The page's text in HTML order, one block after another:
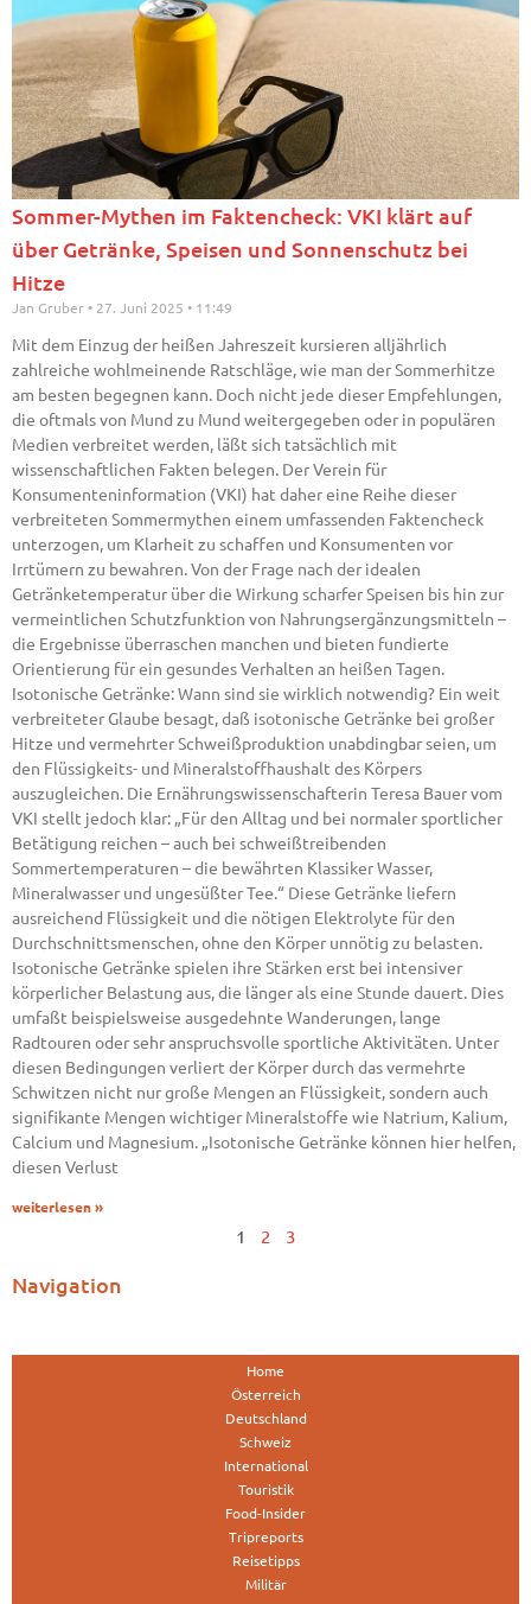
Sommer-Mythen im Faktencheck: VKI klärt auf
über Getränke, Speisen und Sonnenschutz bei
Hitze
Jan Gruber 27. Juni 2025 11:49
Mit dem Einzug der heißen Jahreszeit kursieren alljährlich
zahlreiche wohlmeinende Ratschläge, wie man der Sommerhitze
am besten begegnen kann. Doch nicht jede dieser Empfehlungen,
die oftmals von Mund zu Mund weitergegeben oder in populären
Medien verbreitet werden, läßt sich tatsächlich mit
wissenschaftlichen Fakten belegen. Der Verein für
Konsumenteninformation (VKI) hat daher eine Reihe dieser
verbreiteten Sommermythen einem umfassenden Faktencheck
unterzogen, um Klarheit zu schaffen und Konsumenten vor
Irrtümern zu bewahren. Von der Frage nach der idealen
Getränketemperatur über die Wirkung scharfer Speisen bis hin zur
vermeintlichen Schutzfunktion von Nahrungsergänzungsmitteln –
die Ergebnisse überraschen manchen und bieten fundierte
Orientierung für ein gesundes Verhalten an heißen Tagen.
Isotonische Getränke: Wann sind sie wirklich notwendig? Ein weit
verbreiteter Glaube besagt, daß isotonische Getränke bei großer
Hitze und vermehrter Schweißproduktion unabdingbar seien, um
den Flüssigkeits- und Mineralstoffhaushalt des Körpers
auszugleichen. Die Ernährungswissenschafterin Teresa Bauer vom
VKI stellt jedoch klar: „Für den Alltag und bei normaler sportlicher
Betätigung reichen – auch bei schweißtreibenden
Sommertemperaturen – die bewährten Klassiker Wasser,
Mineralwasser und ungesüßter Tee.“ Diese Getränke liefern
ausreichend Flüssigkeit und die nötigen Elektrolyte für den
Durchschnittsmenschen, ohne den Körper unnötig zu belasten.
Isotonische Getränke spielen ihre Stärken erst bei intensiver
körperlicher Belastung aus, die länger als eine Stunde dauert. Dies
umfaßt beispielsweise ausgedehnte Wanderungen, lange
Radtouren oder sehr anspruchsvolle sportliche Aktivitäten. Unter
diesen Bedingungen verliert der Körper durch das vermehrte
Schwitzen nicht nur große Mengen an Flüssigkeit, sondern auch
signifikante Mengen wichtiger Mineralstoffe wie Natrium, Kalium,
Calcium und Magnesium. „Isotonische Getränke können hier helfen,
diesen Verlust
weiterlesen »
1 2 3
Navigation
Home
Österreich
Deutschland
Schweiz
International
Touristik
Food-Insider
Tripreports
Reisetipps
Militär